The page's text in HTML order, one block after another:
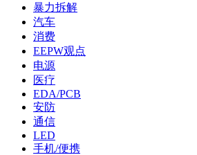
暴力拆解
汽车
消费
EEPW观点
电源
医疗
EDA/PCB
安防
通信
LED
手机/便携